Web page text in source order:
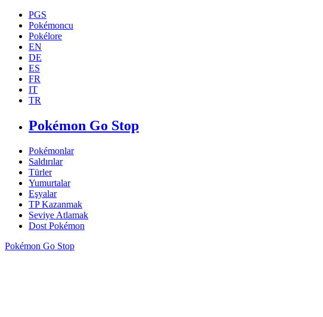
PGS
Pokémoncu
Pokélore
EN
DE
ES
FR
IT
TR
Pokémon Go Stop
Pokémonlar
Saldırılar
Türler
Yumurtalar
Eşyalar
TP Kazanmak
Seviye Atlamak
Dost Pokémon
Pokémon Go Stop